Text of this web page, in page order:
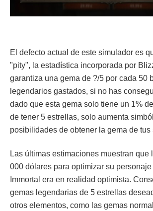
El defecto actual de este simulador es
"pity", la estadística incorporada por
garantiza una gema de ?/5 por cada 50
legendarios gastados, si no has
dado que esta gema solo tiene un 1%
de tener 5 estrellas, solo aumenta
posibilidades de obtener la gema de tus
Las últimas estimaciones muestran que
000 dólares para optimizar su
Immortal era en realidad optimista.
gemas legendarias de 5 estrellas
otros elementos, como las gemas